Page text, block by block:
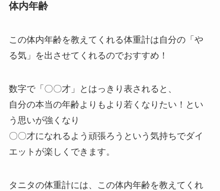
体内年齢
この体内年齢を教えてくれる体重計は自分の「や
る気」を出させてくれるのでおすすめ！
数字で「〇〇才」とはっきり表されると、
自分の本当の年齢よりもより若くなりたい！とい
う思いが強くなり
〇〇才になれるよう頑張ろう という気持ちでダイ
エットが楽しくできます。
タニタの体重計には、この体内年齢を教えてくれ